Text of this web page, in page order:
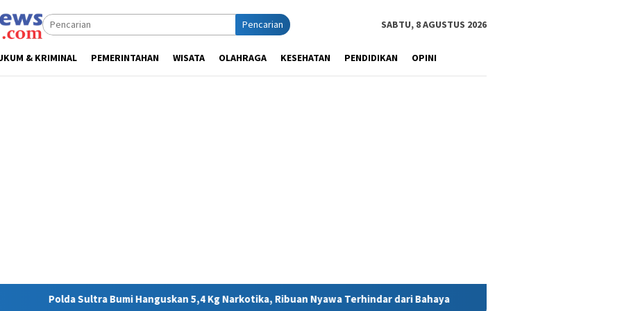
Pencarian SABTU, 8 AGUSTUS 2026
& KRIMINAL PEMERINTAHAN WISATA OLAHRAGA KESEHATAN PENDIDIKAN OPINI
Hanguskan 5,4 Kg Narkotika, Ribuan Nyawa Terhindar dari Bahaya MIND ID Tegaskan Dukungan Penuh Bagi PT Vale